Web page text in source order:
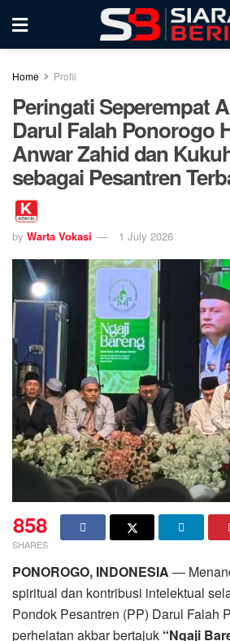
Home Profil
Peringati Seperempat
Darul Falah Ponorogo
Anwar Zahid dan
sebagai Pesantren
by Warta Vokasi 1 July 2026
858
SHARES
PONOROGO, INDONESIA —
spiritual dan kontribusi intelektual
Pondok Pesantren (PP) Darul Falah
perhelatan akbar bertajuk “Ngaji